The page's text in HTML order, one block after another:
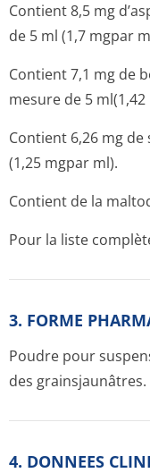
Contient 8,5 mg
de 5 ml (1,7 mgpar
Contient 7,1 mg de
mesure de 5
Contient 6,26 mg
(1,25 mgpar ml).
Contient de la
Pour la liste
3. FORME
Poudre pour
des grainsjaunâtres.
4. DONNEES